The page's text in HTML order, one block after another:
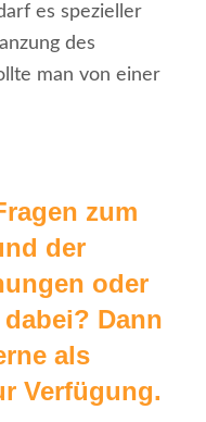
es spezieller
des
man von einer
zum
der
oder
Dann
als
Verfügung.